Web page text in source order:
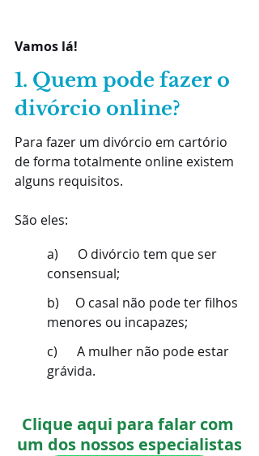
Vamos lá!
1. Quem pode fazer o
divórcio online?
Para fazer um divórcio em cartório
de forma totalmente online existem
alguns requisitos.
São eles:
a)      O divórcio tem que ser
consensual;
b)     O casal não pode ter filhos
menores ou incapazes;
c)      A mulher não pode estar
grávida.
Clique aqui para falar com
um dos nossos especialistas